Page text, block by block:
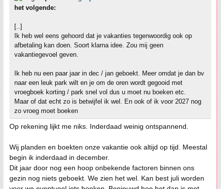
het volgende:
[..]
Ik heb wel eens gehoord dat je vakanties tegenwoordig ook op
afbetaling kan doen. Soort klarna idee. Zou mij geen
vakantiegevoel geven.
Ik heb nu een paar jaar in dec / jan geboekt. Meer omdat je dan bv
naar een leuk park wilt en je om de oren wordt gegooid met
vroegboek korting / park snel vol dus u moet nu boeken etc.
Maar of dat echt zo is betwijfel ik wel. En ook of ik voor 2027 nog
zo vroeg moet boeken
Op rekening lijkt me niks. Inderdaad weinig ontspannend.
Wij planden en boekten onze vakantie ook altijd op tijd. Meestal
begin ik inderdaad in december.
Dit jaar door nog een hoop onbekende factoren binnen ons
gezin nog niets geboekt. We zien het wel. Kan best juli worden